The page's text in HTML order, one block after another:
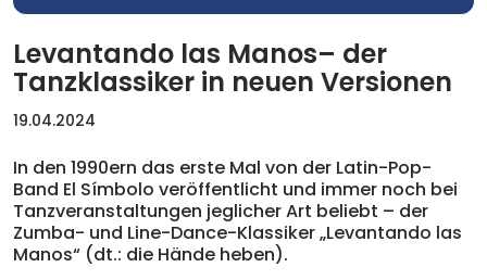
Levantando las Manos– der
Tanzklassiker in neuen Versionen
19.04.2024
In den 1990ern das erste Mal von der Latin-Pop-
Band El Símbolo veröffentlicht und immer noch bei
Tanzveranstaltungen jeglicher Art beliebt – der
Zumba- und Line-Dance-Klassiker „Levantando las
Manos“ (dt.: die Hände heben).